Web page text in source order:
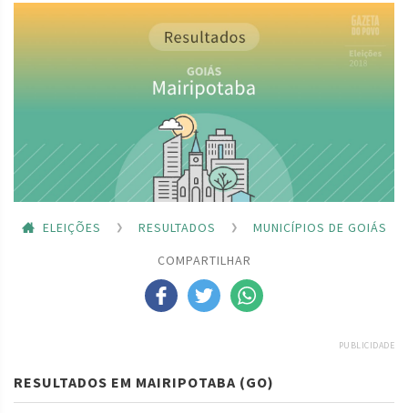
ELEIÇÕES RESULTADOS
MUNICÍPIOS DE GOIÁS
COMPARTILHAR
PUBLICIDADE
RESULTADOS EM MAIRIPOTABA (GO)